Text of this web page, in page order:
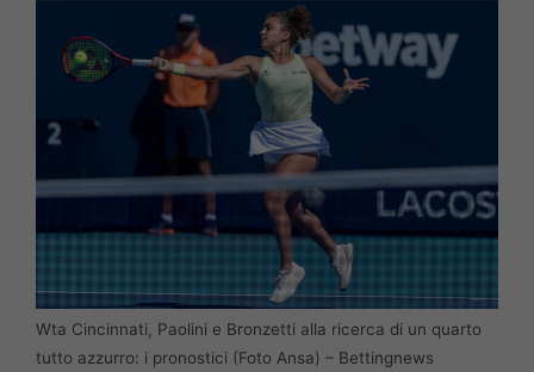
Wta Cincinnati, Paolini e Bronzetti alla ricerca di un quarto
tutto azzurro: i pronostici (Foto Ansa) – Bettingnews